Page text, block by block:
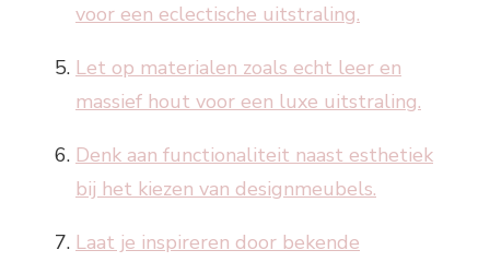
voor een eclectische uitstraling.
Let op materialen zoals echt leer en
massief hout voor een luxe uitstraling.
Denk aan functionaliteit naast esthetiek
bij het kiezen van designmeubels.
Laat je inspireren door bekende